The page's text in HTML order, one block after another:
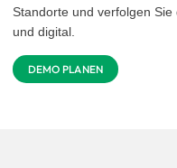
Standorte und verfolgen
und digital.
DEMO PLANEN